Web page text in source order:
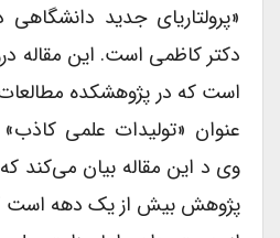
«پرولتاریای جدید دانشگاهی
دکتر کاظمی است. این مقاله
است که در پژوهشکده مطالعات
عنوان «تولیدات علمی
وی د این مقاله بیان می‌کند که
پژوهش بیش از یک دهه است